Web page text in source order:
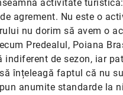
activitate
agrement. Nu este o
nu dorim să avem o
Predealul, Poiana
indiferent de sezon, iar
înțeleagă faptul că nu
anumite standarde la